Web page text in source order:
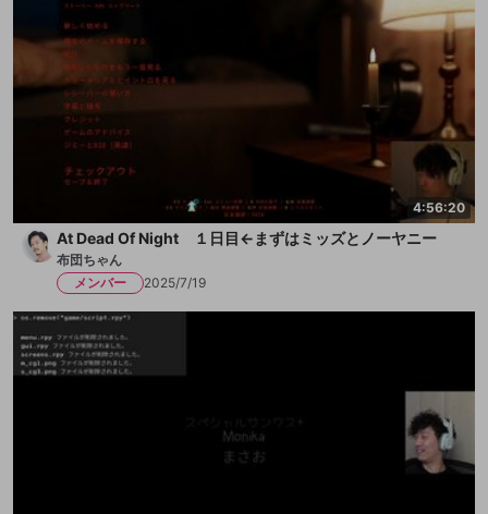
4:56:20
At Dead Of Night １日目←まずはミッズとノーヤニー
布団ちゃん
メンバー
2025/7/19